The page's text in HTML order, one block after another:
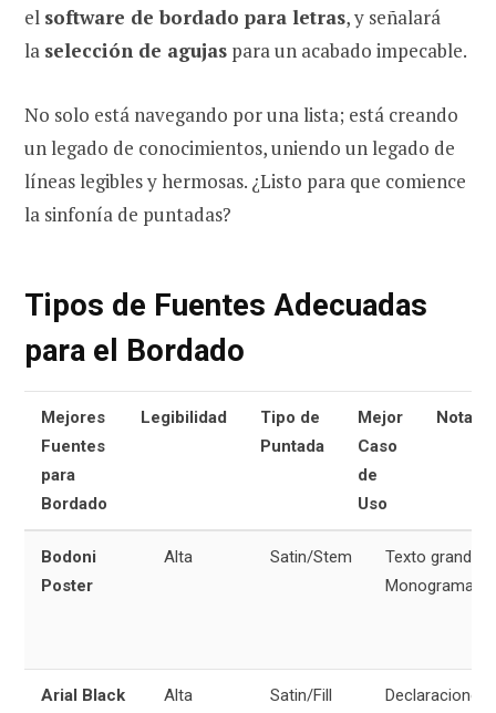
el software de bordado para letras, y señalará
la selección de agujas para un acabado impecable.
No solo está navegando por una lista; está creando
un legado de conocimientos, uniendo un legado de
líneas legibles y hermosas. ¿Listo para que comience
la sinfonía de puntadas?
Tipos de Fuentes Adecuadas
para el Bordado
Mejores
Fuentes
para
Bordado
Legibilidad
Tipo de
Puntada
Mejor
Caso
de
Uso
Notas
Bodoni
Poster
Alta Satin/Stem
Texto grande,
Monogramas
Arial Black Alta Satin/Fill
Declaraciones